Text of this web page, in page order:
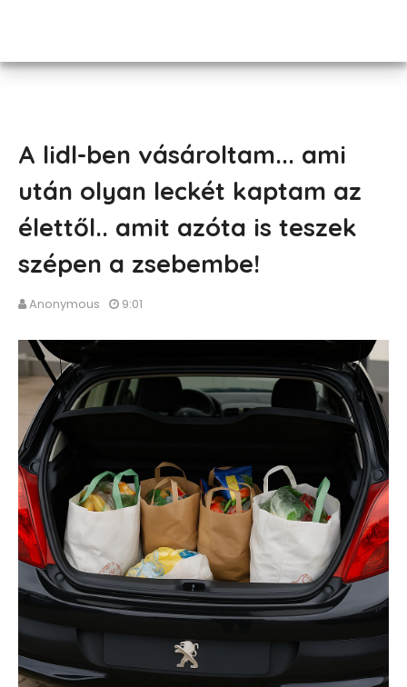
A lidl-ben vásároltam... ami
után olyan leckét kaptam az
élettől.. amit azóta is teszek
szépen a zsebembe!
Anonymous 9:01